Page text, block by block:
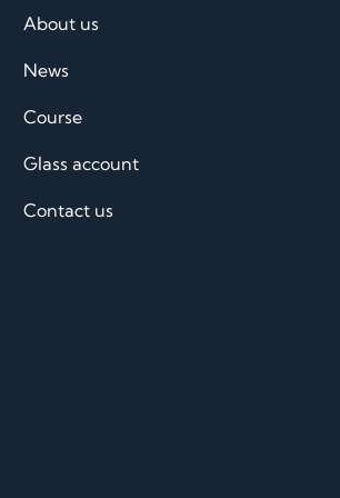
About us
News
Course
Glass account
Contact us